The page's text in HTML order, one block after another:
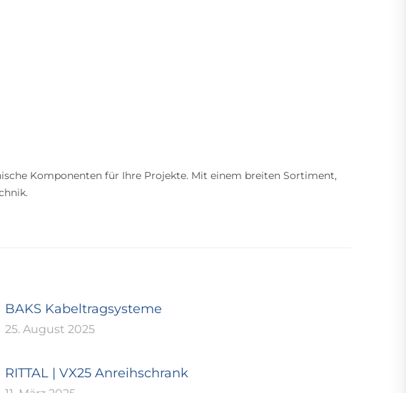
Komponenten für Ihre Projekte. Mit einem breiten Sortiment,
BAKS Kabeltragsysteme
25. August 2025
RITTAL | VX25 Anreihschrank